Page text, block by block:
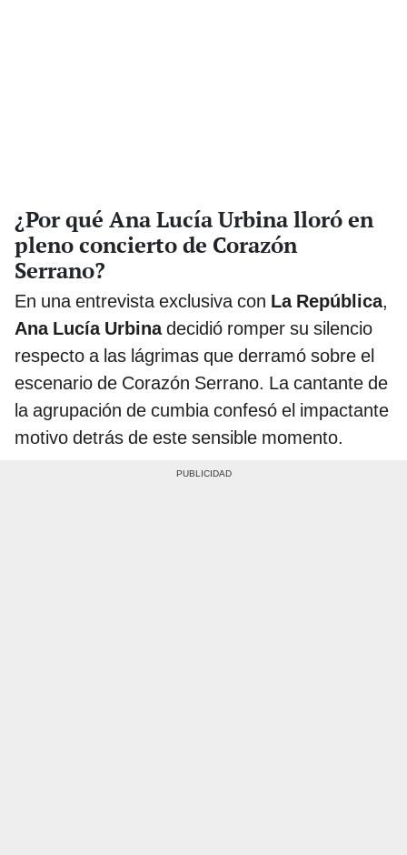
¿Por qué Ana Lucía Urbina lloró en
pleno concierto de Corazón
Serrano?
En una entrevista exclusiva con La República,
Ana Lucía Urbinadecidió romper su silencio
respecto a las lágrimas que derramó sobre el
escenario de Corazón Serrano. La cantante de
la agrupación de cumbia confesó el impactante
motivo detrás de este sensible momento.